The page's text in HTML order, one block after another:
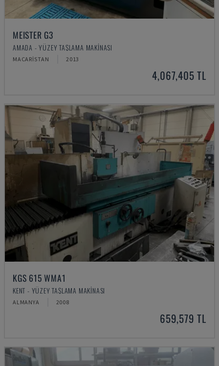
MEISTER G3
AMADA - YÜZEY TAŞLAMA MAKINASI
MACARISTAN 2013
4,067,405 TL
KGS 615 WMA1
KENT - YÜZEY TAŞLAMA MAKINASI
ALMANYA 2008
659,579 TL